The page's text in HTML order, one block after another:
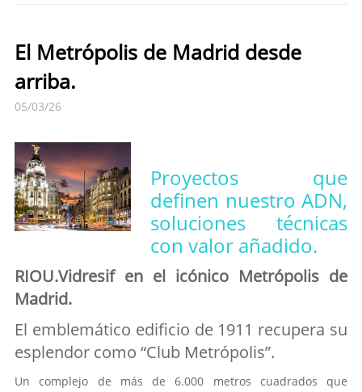
El Metrópolis de Madrid desde
arriba.
05/03/26
Proyectos que
definen nuestro ADN,
soluciones técnicas
con valor añadido.
RIOU.Vidresif en el icónico Metrópolis de
Madrid.
El emblemático edificio de 1911 recupera su
esplendor como “Club Metrópolis”.
Un complejo de más de 6.000 metros cuadrados que